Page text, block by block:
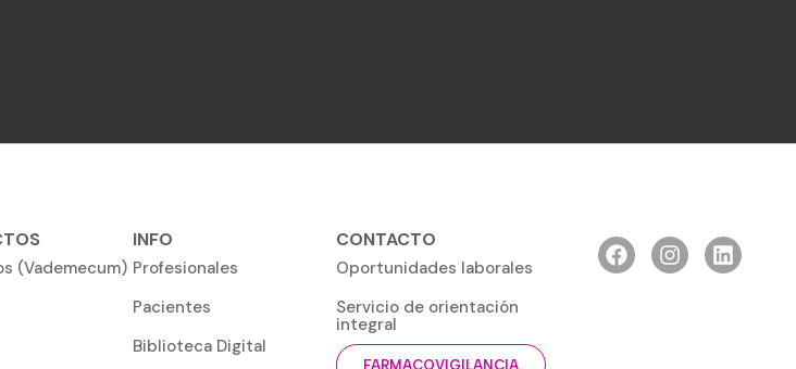
(Vademecum)
INFO
Profesionales
Pacientes
Biblioteca Digital
CONTACTO
Oportunidades laborales
Servicio de orientación
integral
FARMACOVIGILANCIA